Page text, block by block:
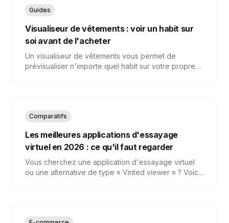
Guides
Visualiseur de vêtements : voir un habit sur
soi avant de l'acheter
Un visualiseur de vêtements vous permet de
prévisualiser n'importe quel habit sur votre propre
Comparatifs
Les meilleures applications d'essayage
virtuel en 2026 : ce qu'il faut regarder
Vous cherchez une application d'essayage virtuel
ou une alternative de type « Vinted viewer » ? Voici